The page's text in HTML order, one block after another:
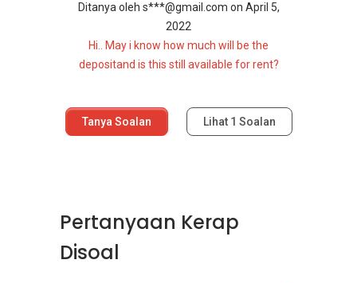
Ditanya oleh s***@gmail.com on April 5,
2022
Hi.. May i know how much will be the
depositand is this still available for rent?
Tanya Soalan Lihat 1 Soalan
Pertanyaan Kerap
Disoal